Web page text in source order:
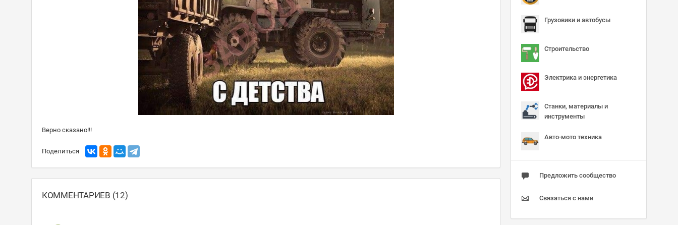
Верно сказано!!!
Поделиться
КОММЕНТАРИЕВ (12)
Грузовики и автобусы
Строительство
Электрика и энергетика
Станки, материалы и
инструменты
Авто-мото техника
Предложить сообщество
Связаться с нами